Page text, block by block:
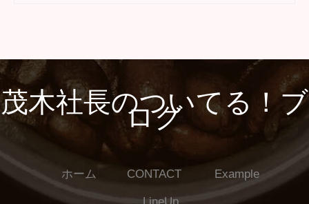
茂木社長のついてる！ブ
ログ
ホーム CONTACT Example